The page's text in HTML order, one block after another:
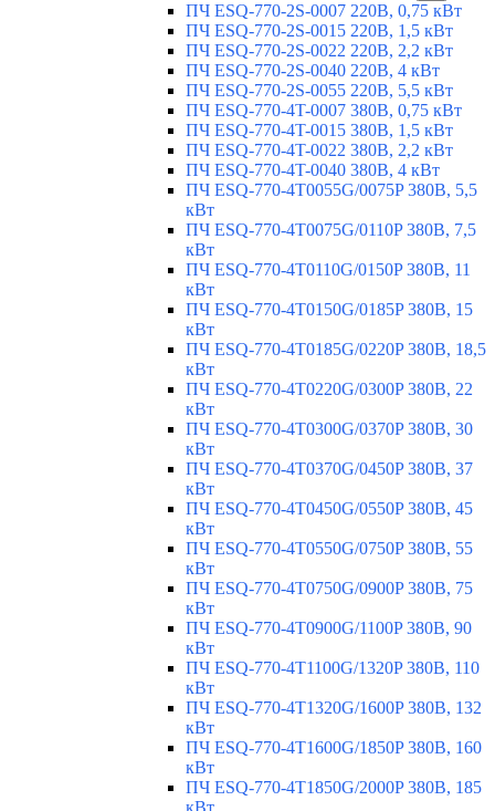
ПЧ ESQ-770-2S-0007 220В, 0,75 кВт
ПЧ ESQ-770-2S-0015 220В, 1,5 кВт
ПЧ ESQ-770-2S-0022 220В, 2,2 кВт
ПЧ ESQ-770-2S-0040 220В, 4 кВт
ПЧ ESQ-770-2S-0055 220В, 5,5 кВт
ПЧ ESQ-770-4T-0007 380В, 0,75 кВт
ПЧ ESQ-770-4T-0015 380В, 1,5 кВт
ПЧ ESQ-770-4T-0022 380В, 2,2 кВт
ПЧ ESQ-770-4T-0040 380В, 4 кВт
ПЧ ESQ-770-4T0055G/0075P 380В, 5,5
кВт
ПЧ ESQ-770-4T0075G/0110P 380В, 7,5
кВт
ПЧ ESQ-770-4T0110G/0150P 380В, 11
кВт
ПЧ ESQ-770-4T0150G/0185P 380В, 15
кВт
ПЧ ESQ-770-4T0185G/0220P 380В, 18,5
кВт
ПЧ ESQ-770-4T0220G/0300P 380В, 22
кВт
ПЧ ESQ-770-4T0300G/0370P 380В, 30
кВт
ПЧ ESQ-770-4T0370G/0450P 380В, 37
кВт
ПЧ ESQ-770-4T0450G/0550P 380В, 45
кВт
ПЧ ESQ-770-4T0550G/0750P 380В, 55
кВт
ПЧ ESQ-770-4T0750G/0900P 380В, 75
кВт
ПЧ ESQ-770-4T0900G/1100P 380В, 90
кВт
ПЧ ESQ-770-4T1100G/1320P 380В, 110
кВт
ПЧ ESQ-770-4T1320G/1600P 380В, 132
кВт
ПЧ ESQ-770-4T1600G/1850P 380В, 160
кВт
ПЧ ESQ-770-4T1850G/2000P 380В, 185